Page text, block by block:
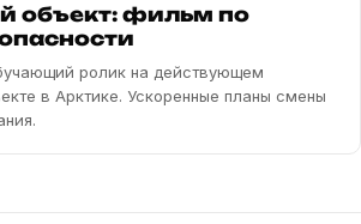
объект: фильм по
ролик на действующем
в Арктике. Ускоренные планы смены